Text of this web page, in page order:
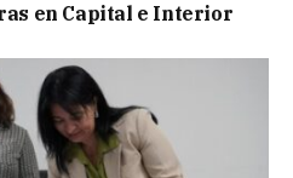
en Capital e Interior